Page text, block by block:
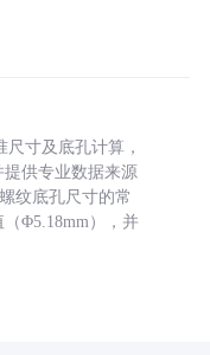
寸及底孔计算，
供专业数据来源
纹底孔尺寸的常
Φ5.18mm），并